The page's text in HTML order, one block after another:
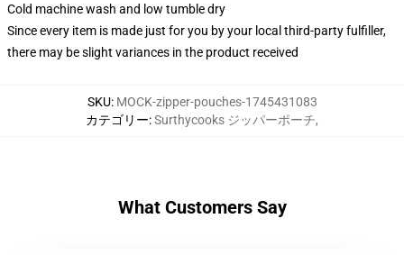
Cold machine wash and low tumble dry
Since every item is made just for you by your local third-party fulfiller,
there may be slight variances in the product received
SKU: MOCK-zipper-pouches-1745431083
カテゴリー:Surthycooks ジッパーポーチ,
What Customers Say